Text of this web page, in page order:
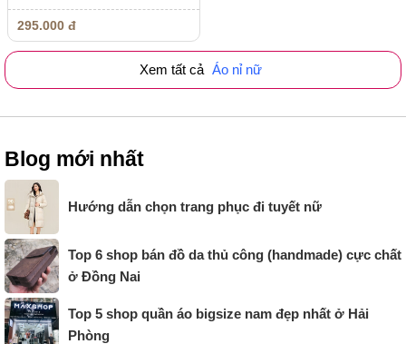
295.000 đ
Xem tất cả Áo nỉ nữ
Blog mới nhất
Hướng dẫn chọn trang phục đi tuyết nữ
Top 6 shop bán đồ da thủ công (handmade) cực chất
ở Đồng Nai
Top 5 shop quần áo bigsize nam đẹp nhất ở Hải
Phòng